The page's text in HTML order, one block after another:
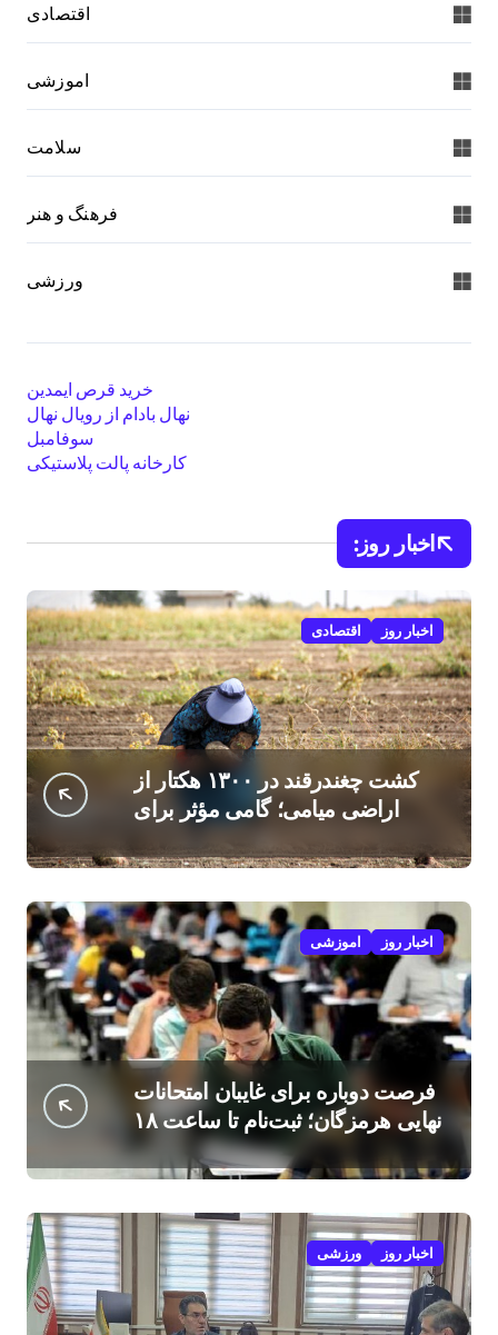
اقتصادی
اموزشی
سلامت
فرهنگ و هنر
ورزشی
خرید قرص ایمدین
نهال بادام از رویال نهال
سوفامبل
کارخانه پالت پلاستیکی
اخبار روز:
اخبار روز اقتصادی
کشت چغندرقند در ۱۳۰۰ هکتار از
اراضی میامی؛ گامی مؤثر برای
افزایش درآمد کشاورزان
اخبار روز اموزشی
فرصت دوباره برای غایبان امتحانات
نهایی هرمزگان؛ ثبت‌نام تا ساعت ۱۸
امروز
اخبار روز ورزشی